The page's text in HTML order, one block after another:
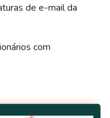
de e-mail da
com